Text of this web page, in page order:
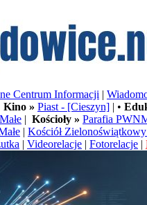
Centrum Informacji |
Kino » Piast - [Cieszyn] | •
| Kościoły » Parafia
| Kościół
| Videorelacje | Fotorelacje |